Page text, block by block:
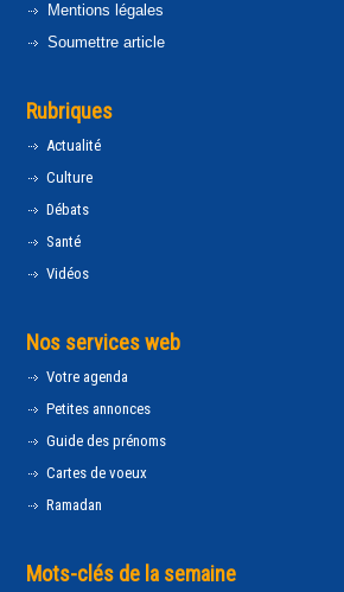
Mentions légales
Soumettre article
Rubriques
Actualité
Culture
Débats
Santé
Vidéos
Nos services web
Votre agenda
Petites annonces
Guide des prénoms
Cartes de voeux
Ramadan
Mots-clés de la semaine